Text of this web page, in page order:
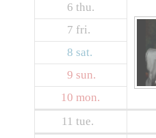
6 thu.
7 fri.
8 sat.
9 sun.
10 mon.
11 tue.